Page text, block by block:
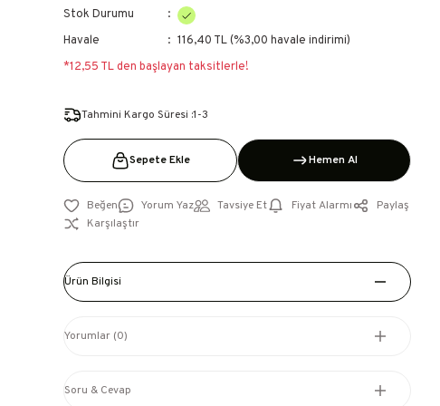
Stok Durumu
Havale
116,40 TL (%3,00 havale indirimi)
*12,55 TL den başlayan taksitlerle!
Tahmini Kargo Süresi :1-3
Sepete Ekle Hemen Al
Yorum Yaz Tavsiye Et Fiyat Alarmı
Paylaş
Karşılaştır
Ürün Bilgisi
Yorumlar (0)
Soru & Cevap